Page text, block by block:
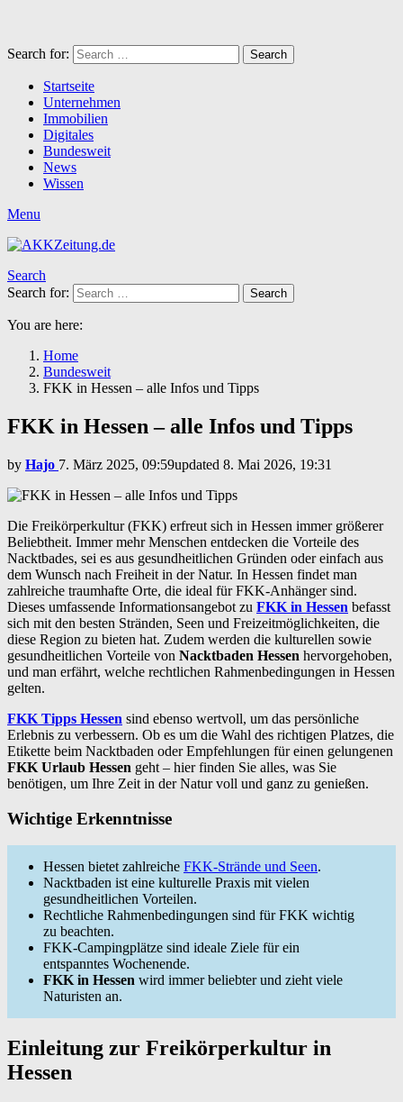
Search for: Search
Startseite
Unternehmen
Immobilien
Digitales
Bundesweit
News
Wissen
Menu
Search
Search for:
Search
You are here:
Home
Bundesweit
FKK in Hessen – alle Infos und Tipps
FKK in Hessen – alle Infos und Tipps
by Hajo 7. März 2025, 09:59updated 8. Mai 2026, 19:31
Die Freikörperkultur (FKK) erfreut sich in Hessen immer größerer
Beliebtheit. Immer mehr Menschen entdecken die Vorteile des
Nacktbades, sei es aus gesundheitlichen Gründen oder einfach aus
dem Wunsch nach Freiheit in der Natur. In Hessen findet man
zahlreiche traumhafte Orte, die ideal für FKK-Anhänger sind.
Dieses umfassende Informationsangebot zu FKK in Hessen befasst
sich mit den besten Stränden, Seen und Freizeitmöglichkeiten, die
diese Region zu bieten hat. Zudem werden die kulturellen sowie
gesundheitlichen Vorteile von Nacktbaden Hessen hervorgehoben,
und man erfährt, welche rechtlichen Rahmenbedingungen in Hessen
gelten.
FKK Tipps Hessen sind ebenso wertvoll, um das persönliche
Erlebnis zu verbessern. Ob es um die Wahl des richtigen Platzes, die
Etikette beim Nacktbaden oder Empfehlungen für einen gelungenen
FKK Urlaub Hessen geht – hier finden Sie alles, was Sie
benötigen, um Ihre Zeit in der Natur voll und ganz zu genießen.
Wichtige Erkenntnisse
Hessen bietet zahlreiche FKK-Strände und Seen.
Nacktbaden ist eine kulturelle Praxis mit vielen
gesundheitlichen Vorteilen.
Rechtliche Rahmenbedingungen sind für FKK wichtig
zu beachten.
FKK-Campingplätze sind ideale Ziele für ein
entspanntes Wochenende.
FKK in Hessen wird immer beliebter und zieht viele
Naturisten an.
Einleitung zur Freikörperkultur in
Hessen